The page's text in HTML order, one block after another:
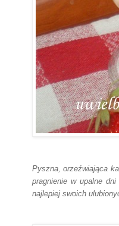
Pyszna, orzeźwiająca
pragnienie w upalne
najlepiej swoich